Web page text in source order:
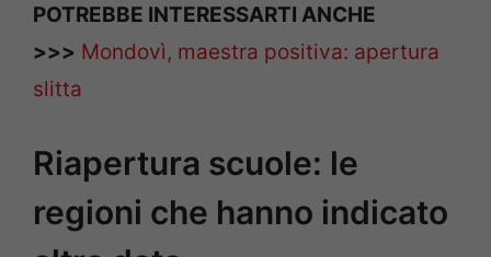
POTREBBE INTERESSARTI ANCHE
>>> Mondovì, maestra positiva: apertura
slitta
Riapertura scuole: le
regioni che hanno indicato